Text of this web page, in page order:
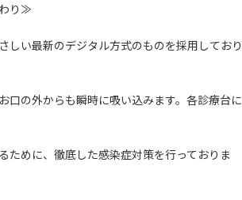
り≫
しい最新のデジタル方式のものを採用しており
口の外からも瞬時に吸い込みます。各診療台に
ために、徹底した感染症対策を行っておりま